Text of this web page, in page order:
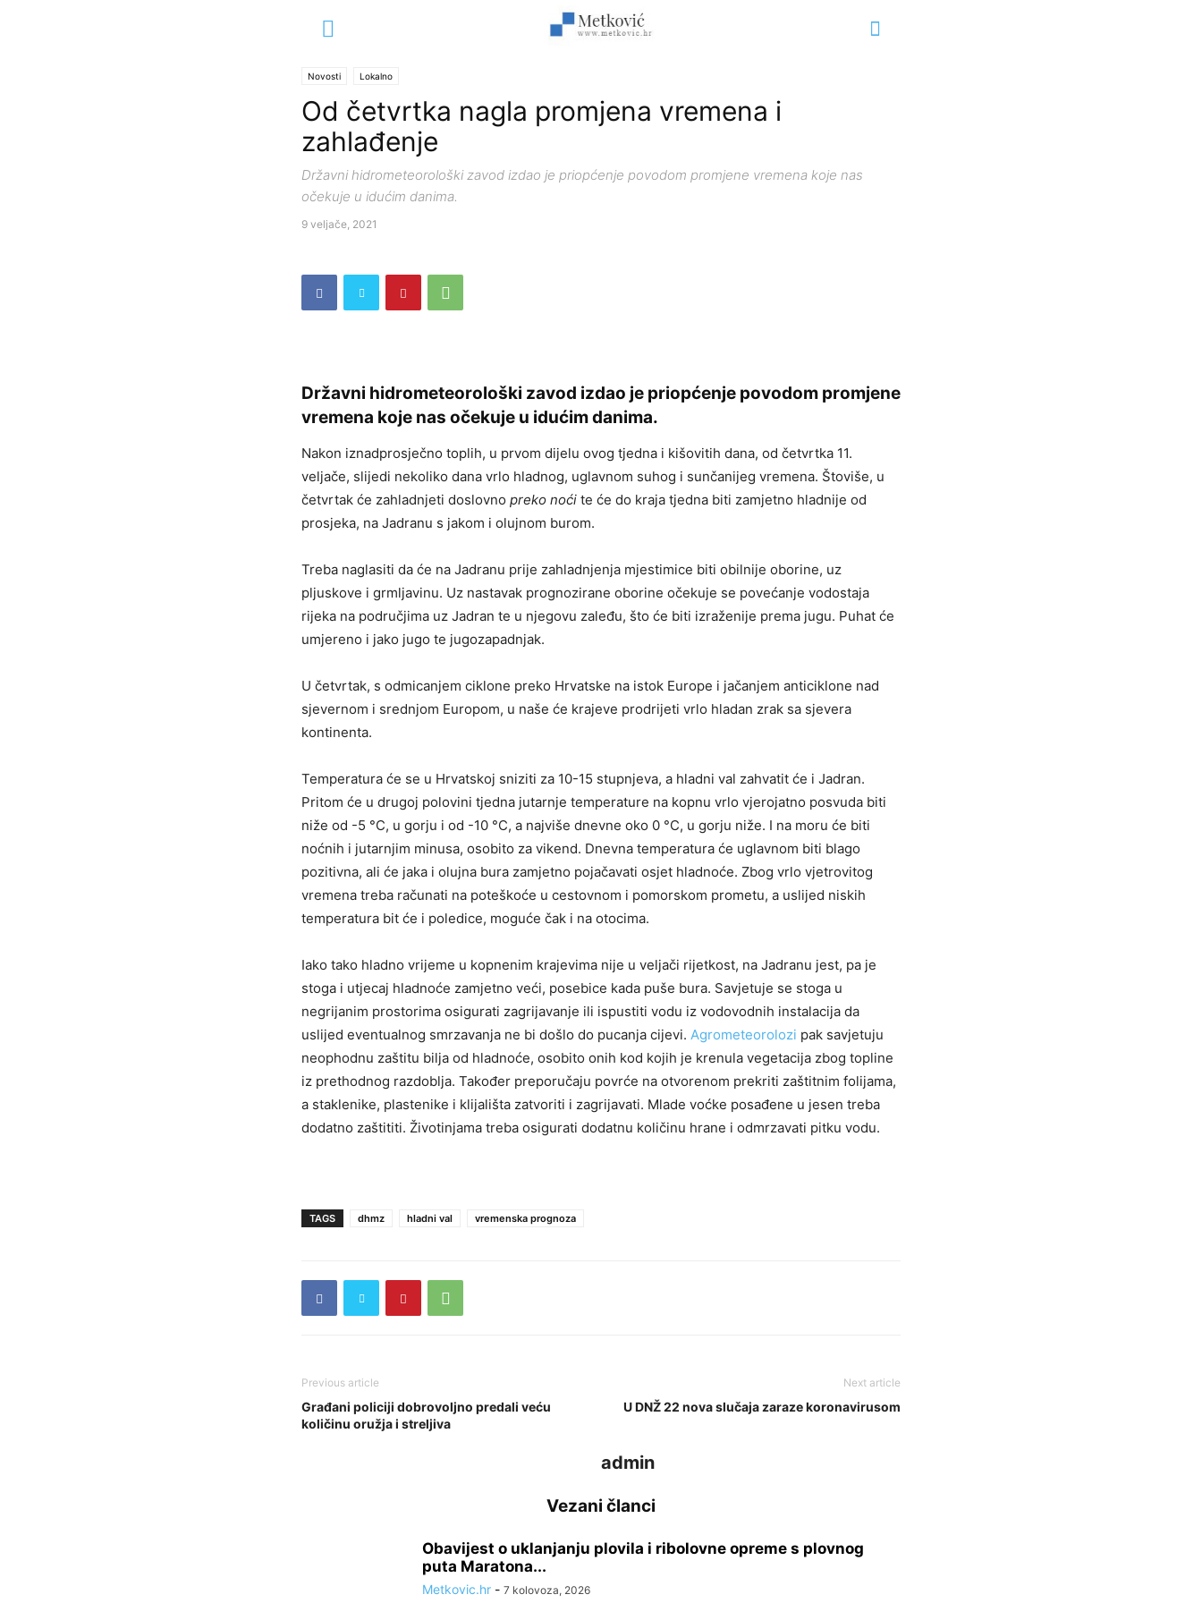
Novosti Lokalno
Od četvrtka nagla promjena vremena i
zahlađenje
Državni hidrometeorološki zavod izdao je priopćenje povodom promjene vremena koje nas
očekuje u idućim danima.
9 veljače, 2021
Državni hidrometeorološki zavod izdao je priopćenje povodom promjene
vremena koje nas očekuje u idućim danima.
Nakon iznadprosječno toplih, u prvom dijelu ovog tjedna i kišovitih dana, od četvrtka 11.
veljače, slijedi nekoliko dana vrlo hladnog, uglavnom suhog i sunčanijeg vremena. Štoviše, u
četvrtak će zahladnjeti doslovno preko noći te će do kraja tjedna biti zamjetno hladnije od
prosjeka, na Jadranu s jakom i olujnom burom.
Treba naglasiti da će na Jadranu prije zahladnjenja mjestimice biti obilnije oborine, uz
pljuskove i grmljavinu. Uz nastavak prognozirane oborine očekuje se povećanje vodostaja
rijeka na područjima uz Jadran te u njegovu zaleđu, što će biti izraženije prema jugu. Puhat će
umjereno i jako jugo te jugozapadnjak.
U četvrtak, s odmicanjem ciklone preko Hrvatske na istok Europe i jačanjem anticiklone nad
sjevernom i srednjom Europom, u naše će krajeve prodrijeti vrlo hladan zrak sa sjevera
kontinenta.
Temperatura će se u Hrvatskoj sniziti za 10-15 stupnjeva, a hladni val zahvatit će i Jadran.
Pritom će u drugoj polovini tjedna jutarnje temperature na kopnu vrlo vjerojatno posvuda biti
niže od -5 °C, u gorju i od -10 °C, a najviše dnevne oko 0 °C, u gorju niže. I na moru će biti
noćnih i jutarnjim minusa, osobito za vikend. Dnevna temperatura će uglavnom biti blago
pozitivna, ali će jaka i olujna bura zamjetno pojačavati osjet hladnoće. Zbog vrlo vjetrovitog
vremena treba računati na poteškoće u cestovnom i pomorskom prometu, a uslijed niskih
temperatura bit će i poledice, moguće čak i na otocima.
Iako tako hladno vrijeme u kopnenim krajevima nije u veljači rijetkost, na Jadranu jest, pa je
stoga i utjecaj hladnoće zamjetno veći, posebice kada puše bura. Savjetuje se stoga u
negrijanim prostorima osigurati zagrijavanje ili ispustiti vodu iz vodovodnih instalacija da
uslijed eventualnog smrzavanja ne bi došlo do pucanja cijevi. Agrometeorolozi pak savjetuju
neophodnu zaštitu bilja od hladnoće, osobito onih kod kojih je krenula vegetacija zbog topline
iz prethodnog razdoblja. Također preporučaju povrće na otvorenom prekriti zaštitnim folijama,
a staklenike, plastenike i klijališta zatvoriti i zagrijavati. Mlade voćke posađene u jesen treba
dodatno zaštititi. Životinjama treba osigurati dodatnu količinu hrane i odmrzavati pitku vodu.
TAGS dhmz hladni val vremenska prognoza
Previous article
Građani policiji dobrovoljno predali veću
količinu oružja i streljiva
Next article
U DNŽ 22 nova slučaja zaraze koronavirusom
admin
Vezani članci
Obavijest o uklanjanju plovila i ribolovne opreme s plovnog
puta Maratona...
Metkovic.hr - 7 kolovoza, 2026